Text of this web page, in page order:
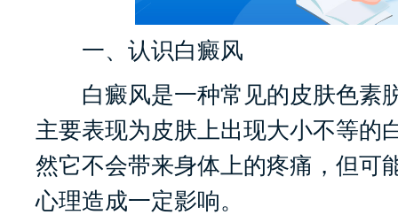
一、认识白癜风
白癜风是一种常见的皮肤色素
主要表现为皮肤上出现大小不等的
然它不会带来身体上的疼痛，但可
心理造成一定影响。